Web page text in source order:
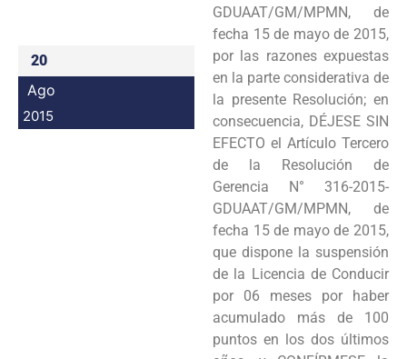
20
Ago
2015
GDUAAT/GM/MPMN, de
fecha 15 de mayo de 2015,
por las razones expuestas
en la parte considerativa de
la presente Resolución; en
consecuencia, DÉJESE SIN
EFECTO el Artículo Tercero
de la Resolución de
Gerencia N° 316-2015-
GDUAAT/GM/MPMN, de
fecha 15 de mayo de 2015,
que dispone la suspensión
de la Licencia de Conducir
por 06 meses por haber
acumulado más de 100
puntos en los dos últimos